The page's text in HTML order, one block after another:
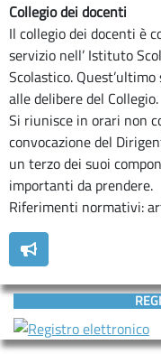
Collegio dei docenti
Il collegio dei docenti è
servizio nell’ Istituto
Scolastico.
alle delibere del Collegio.
Si riunisce in orari non
convocazione del
un terzo dei suoi
importanti da prendere.
Riferimenti normativi: